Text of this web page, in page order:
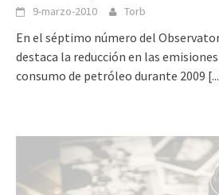
9-marzo-2010 Torb
En el séptimo número del
destaca la reducción en las
consumo de petróleo durante 2009